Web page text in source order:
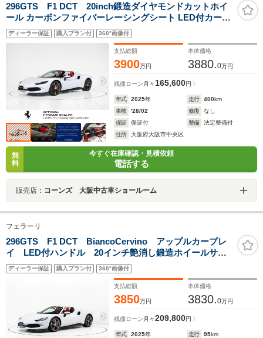
296GTS F1 DCT 20inch鍛造ダイヤモンドカットホイ
ール カーボンファイバーレーシングシート LED付カーボ
ンファイバー製ステアリングホイール ツートンボディペ
インティング アルカンタラ&レザーカーペット(Rosso)
ディーラー保証 購入プラン付 360°画像付
支払総額
3900万円
本体価格
3880.0万円
残価ローン 月々 165,600円
年式 2025年 走行 400km
車検
'28/02 修復
なし
保証
保証付 整備
法定整備付
住所
大阪府大阪市中央区
無
料
今すぐ在庫確認・見積依頼
電話する
販売店： コーンズ 大阪中古車ショールーム
フェラーリ
296GTS F1 DCT BiancoCervino アップルカープレ
イ LED付ハンドル 20インチ艶消し鍛造ホイールサス
ペンションリフター ワイヤレスチャージャー
ディーラー保証 購入プラン付 360°画像付
支払総額
3850万円
本体価格
3830.0万円
残価ローン 月々209,800円
年式 2025年 走行 95km